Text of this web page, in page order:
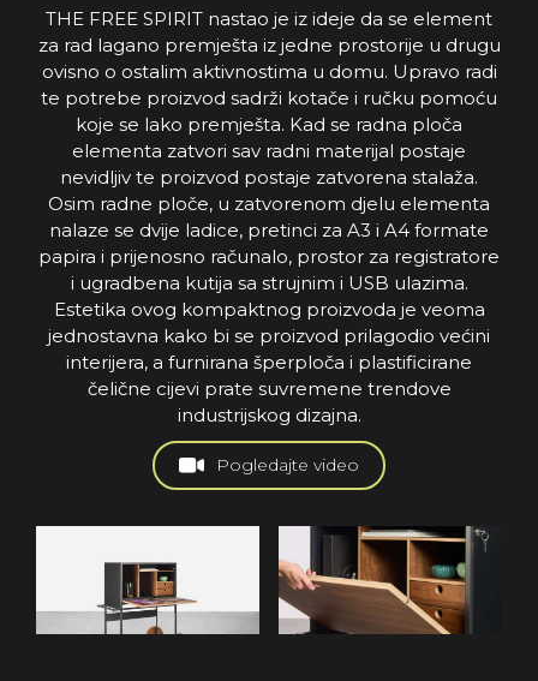
THE FREE SPIRIT nastao je iz ideje da se element
za rad lagano premješta iz jedne prostorije u drugu
ovisno o ostalim aktivnostima u domu. Upravo radi
te potrebe proizvod sadrži kotače i ručku pomoću
koje se lako premješta. Kad se radna ploča
elementa zatvori sav radni materijal postaje
nevidljiv te proizvod postaje zatvorena stalaža.
Osim radne ploče, u zatvorenom djelu elementa
nalaze se dvije ladice, pretinci za A3 i A4 formate
papira i prijenosno računalo, prostor za registratore
i ugradbena kutija sa strujnim i USB ulazima.
Estetika ovog kompaktnog proizvoda je veoma
jednostavna kako bi se proizvod prilagodio većini
interijera, a furnirana šperploča i plastificirane
čelične cijevi prate suvremene trendove
industrijskog dizajna.
Pogledajte video